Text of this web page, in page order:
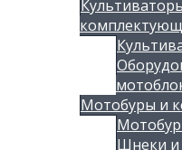
Мотобуры и
Шнеки и